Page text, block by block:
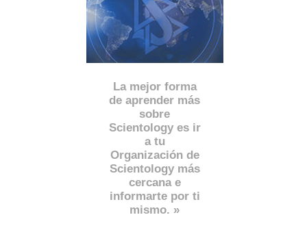
La mejor forma
de aprender más
sobre
Scientology es ir
a tu
Organización de
Scientology más
cercana e
informarte por ti
mismo. »